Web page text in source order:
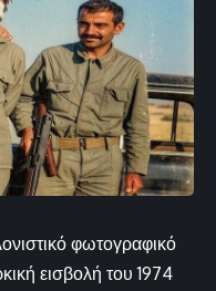
φωτογραφικό
εισβολή του 1974